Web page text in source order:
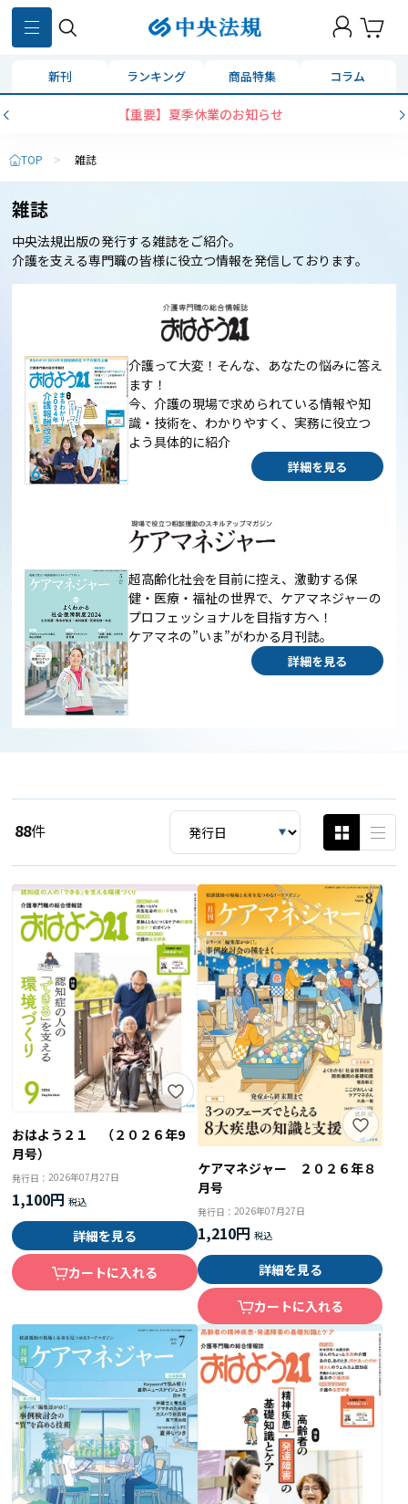
新刊 ランキング 商品特集 コラム
コンビニ決済に「セブンイレブン」を追加いたしました
TOP > 雑誌
雑誌
中央法規出版の発行する雑誌をご紹介。
介護を支える専門職の皆様に役立つ情報を発信しております。
介護って大変！そんな、あなたの悩みに答え
ます！
今、介護の現場で求められている情報や知
識・技術を、わかりやすく、実務に役立つ
よう具体的に紹介
詳細を見る
超高齢化社会を目前に控え、激動する保
健・医療・福祉の世界で、ケアマネジャーの
プロフェッショナルを目指す方へ！
ケアマネの”いま”がわかる月刊誌。
詳細を見る
88件
おはよう２１ （２０２６年9
月号）
発行日：2026年07月27日
1,100円
詳細を見る
カートに入れる
ケアマネジャー ２０２６年８
月号
発行日： 2026年07月27日
1,210円
詳細を見る
カートに入れる